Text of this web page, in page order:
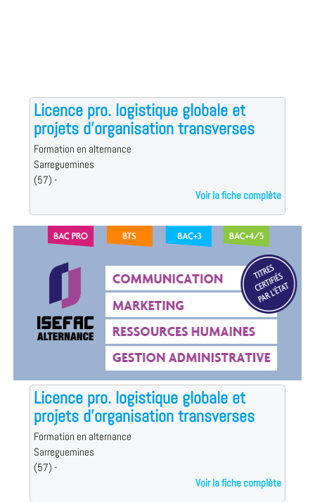
Licence pro. logistique globale et
projets d'organisation transverses
Formation en alternance
Sarreguemines
(57) -
Voir la fiche complète
Licence pro. logistique globale et
projets d'organisation transverses
Formation en alternance
Sarreguemines
(57) -
Voir la fiche complète